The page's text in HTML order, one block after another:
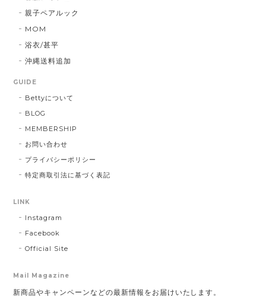
親子ペアルック
MOM
浴衣/甚平
沖縄送料追加
GUIDE
Bettyについて
BLOG
MEMBERSHIP
お問い合わせ
プライバシーポリシー
特定商取引法に基づく表記
LINK
Instagram
Facebook
Official Site
Mail Magazine
新商品やキャンペーンなどの最新情報をお届けいたします。